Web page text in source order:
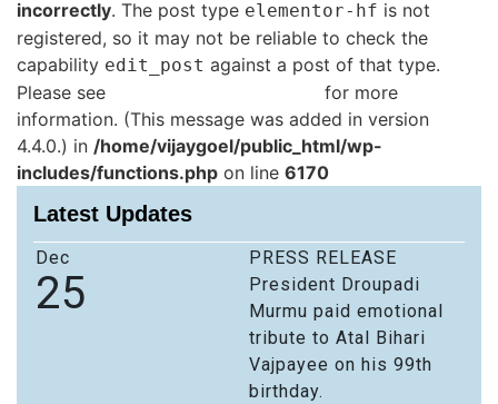
incorrectly. The post type elementor-hf is not
registered, so it may not be reliable to check the
capability edit_post against a post of that type.
Please see
for more
information. (This message was added in version
4.4.0.) in /home/vijaygoel/public_html/wp-
includes/functions.php on line 6170
Latest Updates
Dec
25
PRESS RELEASE
President Droupadi
Murmu paid emotional
tribute to Atal Bihari
Vajpayee on his 99th
birthday.